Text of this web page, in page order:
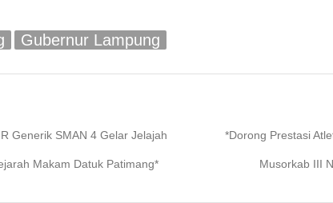
Gubernur Lampung
Generik SMAN 4 Gelar Jelajah
Makam Datuk Patimang*
Next
*Dorong Prestasi
Musorkab III